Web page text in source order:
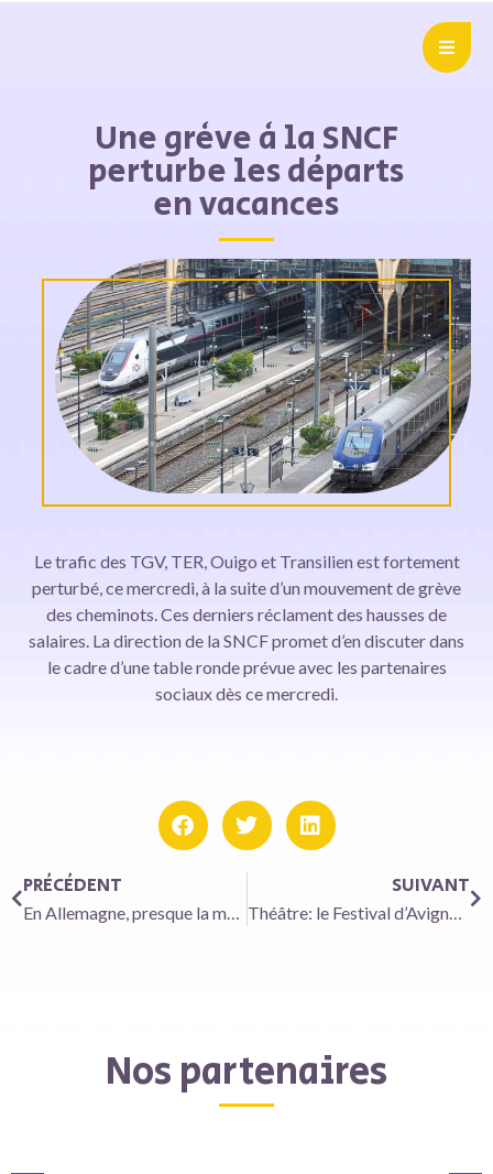
Une grève à la SNCF
perturbe les départs
en vacances
Le trafic des TGV, TER, Ouigo et Transilien est fortement
perturbé, ce mercredi, à la suite d’un mouvement de grève
des cheminots. Ces derniers réclament des hausses de
salaires. La direction de la SNCF promet d’en discuter dans
le cadre d’une table ronde prévue avec les partenaires
sociaux dès ce mercredi.
PRÉCÉDENT
En Allemagne, presque la moitié de l’énergie produite est renouvelable
SUIVANT
Théâtre: le Festival d’Avignon, rampe de lancement des tournées internationales
Nos partenaires